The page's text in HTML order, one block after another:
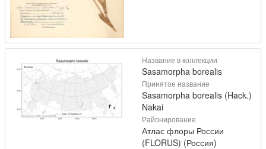
Название в коллекции
Sasamorpha borealis
Принятое название
Sasamorpha borealis (Hack.)
Nakai
Районирование
Атлас флоры России
(FLORUS) (Россия)